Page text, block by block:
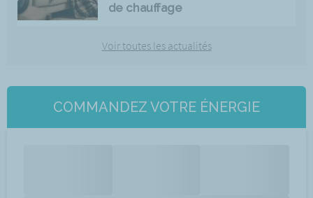
de chauffage
Voir toutes les actualités
COMMANDEZ VOTRE ÉNERGIE